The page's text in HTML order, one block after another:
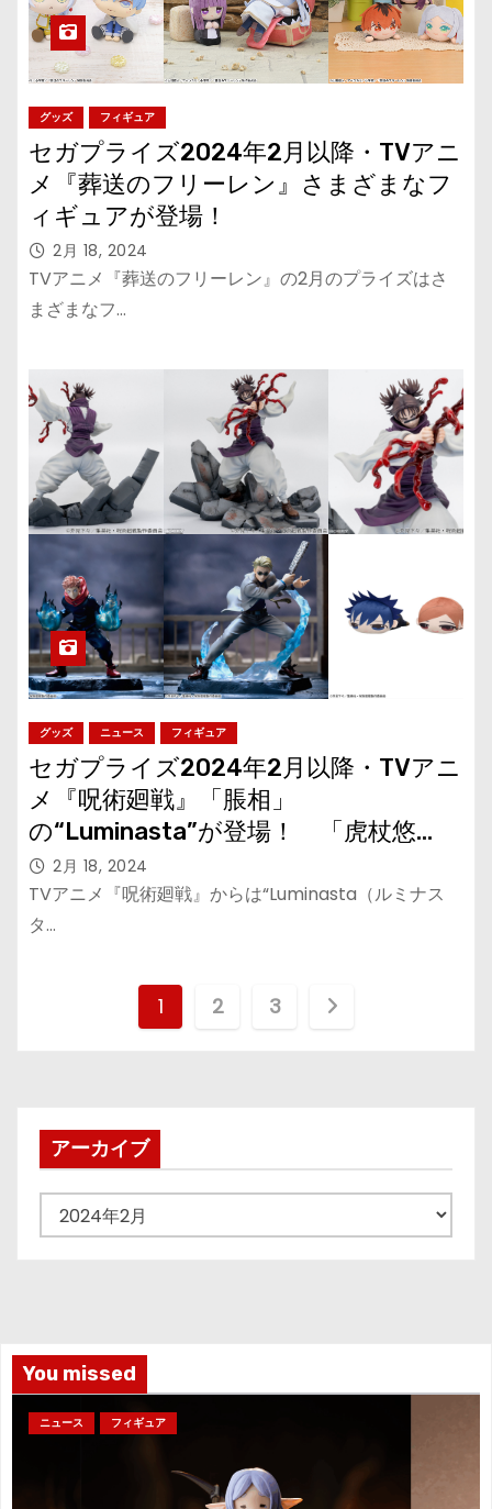
グッズ フィギュア
セガプライズ2024年2月以降・TVアニ
メ『葬送のフリーレン』さまざまなフ
ィギュアが登場！
2月 18, 2024
TVアニメ『葬送のフリーレン』の2月のプライズはさ
まざまなフ…
グッズ ニュース フィギュア
セガプライズ2024年2月以降・TVアニ
メ『呪術廻戦』「脹相」
の“Luminasta”が登場！ 「虎杖悠
仁」と「七海建人」は再登場！
2月 18, 2024
TVアニメ『呪術廻戦』からは“Luminasta（ルミナス
タ…
投
ペ
ー
ジ
1 2 3
アーカイブ
ー
You missed
ニュース フィギュア